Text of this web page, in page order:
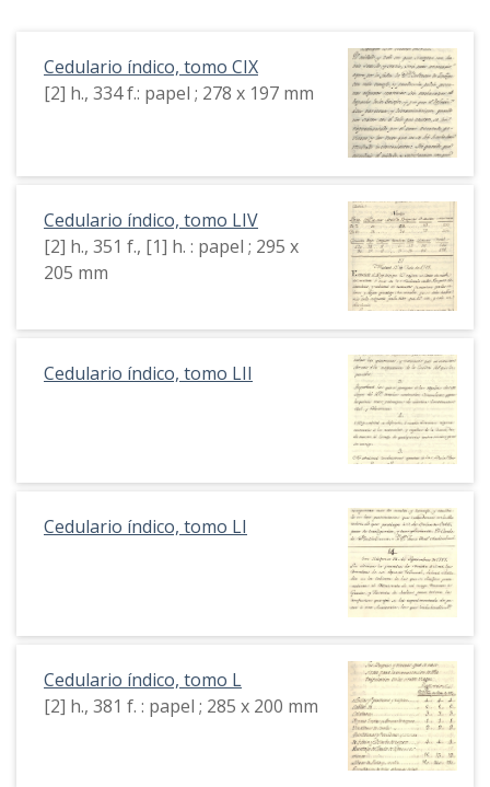
Cedulario índico, tomo CIX
[2] h., 334 f.: papel ; 278 x 197 mm
Cedulario índico, tomo LIV
[2] h., 351 f., [1] h. : papel ; 295 x
205 mm
Cedulario índico, tomo LII
Cedulario índico, tomo LI
Cedulario índico, tomo L
[2] h., 381 f. : papel ; 285 x 200 mm